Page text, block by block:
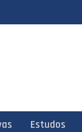
Estudos